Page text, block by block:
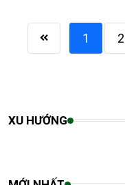
1 2
XU HƯỚNG